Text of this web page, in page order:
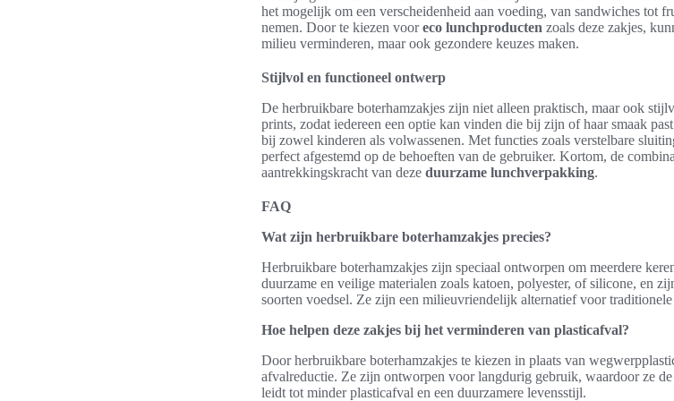
het mogelijk om een verscheidenheid aan voeding, van sandwiches tot
nemen. Door te kiezen vooreco lunchproducten zoals deze zakjes,
milieu verminderen, maar ook gezondere keuzes maken.
Stijlvol en functioneel ontwerp
De herbruikbare boterhamzakjes zijn niet alleen praktisch, maar ook
prints, zodat iedereen een optie kan vinden die bij zijn of haar smaak
bij zowel kinderen als volwassenen. Met functies zoals verstelbare
perfect afgestemd op de behoeften van de gebruiker. Kortom, de
aantrekkingskracht van deze duurzame lunchverpakking.
FAQ
Wat zijn herbruikbare boterhamzakjes precies?
Herbruikbare boterhamzakjes zijn speciaal ontworpen om meerdere
duurzame en veilige materialen zoals katoen, polyester, of silicone, en
soorten voedsel. Ze zijn een milieuvriendelijk alternatief voor traditionele
Hoe helpen deze zakjes bij het verminderen van plasticafval?
Door herbruikbare boterhamzakjes te kiezen in plaats van
afvalreductie. Ze zijn ontworpen voor langdurig gebruik, waardoor ze
leidt tot minder plasticafval en een duurzamere levensstijl.